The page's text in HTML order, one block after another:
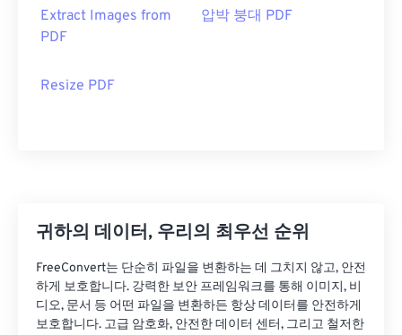
Extract Images from
PDF
압박 붕대 PDF
Resize PDF
귀하의 데이터, 우리의 최우선 순위
FreeConvert는 단순히 파일을 변환하는 데 그치지 않고, 안전
하게 보호합니다. 강력한 보안 프레임워크를 통해 이미지, 비
디오, 문서 등 어떤 파일을 변환하든 항상 데이터를 안전하게
보호합니다. 고급 암호화, 안전한 데이터 센터, 그리고 철저한